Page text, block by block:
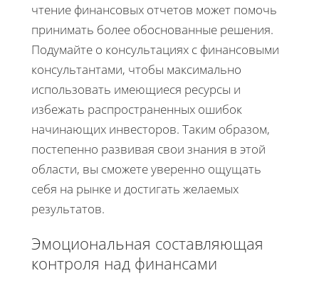
чтение финансовых отчетов может помочь
принимать более обоснованные решения.
Подумайте о консультациях с финансовыми
консультантами, чтобы максимально
использовать имеющиеся ресурсы и
избежать распространенных ошибок
начинающих инвесторов. Таким образом,
постепенно развивая свои знания в этой
области, вы сможете уверенно ощущать
себя на рынке и достигать желаемых
результатов.
Эмоциональная составляющая
контроля над финансами